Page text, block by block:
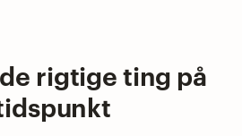
rigtige ting på